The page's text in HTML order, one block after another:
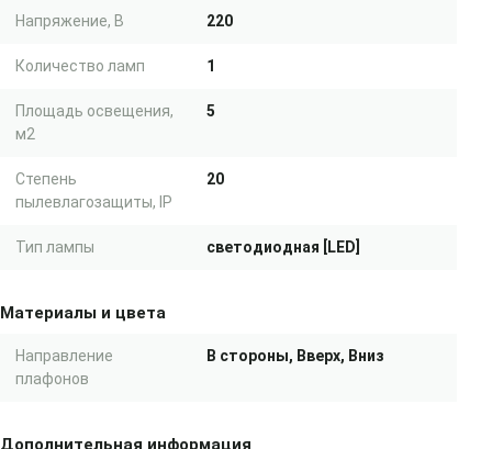
Напряжение, В 220
Количество ламп 1
Площадь освещения,
м2
5
Степень
пылевлагозащиты, IP
20
Тип лампы светодиодная [LED]
Материалы и цвета
Направление
плафонов
В стороны, Вверх, Вниз
Дополнительная информация